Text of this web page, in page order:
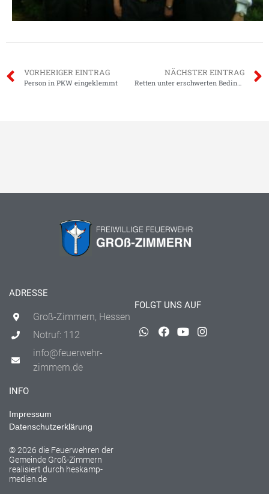
VORHERIGER EINTRAG
Person in PKW eingeklemmt
NÄCHSTER EINTRAG
Retten unter erschwerten Bedingungen
ADRESSE
Groß-Zimmern, Hessen
Notruf: 112
info@feuerwehr-
zimmern.de
FOLGT UNS AUF
INFO
Impressum
Datenschutzerklärung
© 2026 die Feuerwehren der
Gemeinde Groß-Zimmern
realisiert durch heskamp-
medien.de